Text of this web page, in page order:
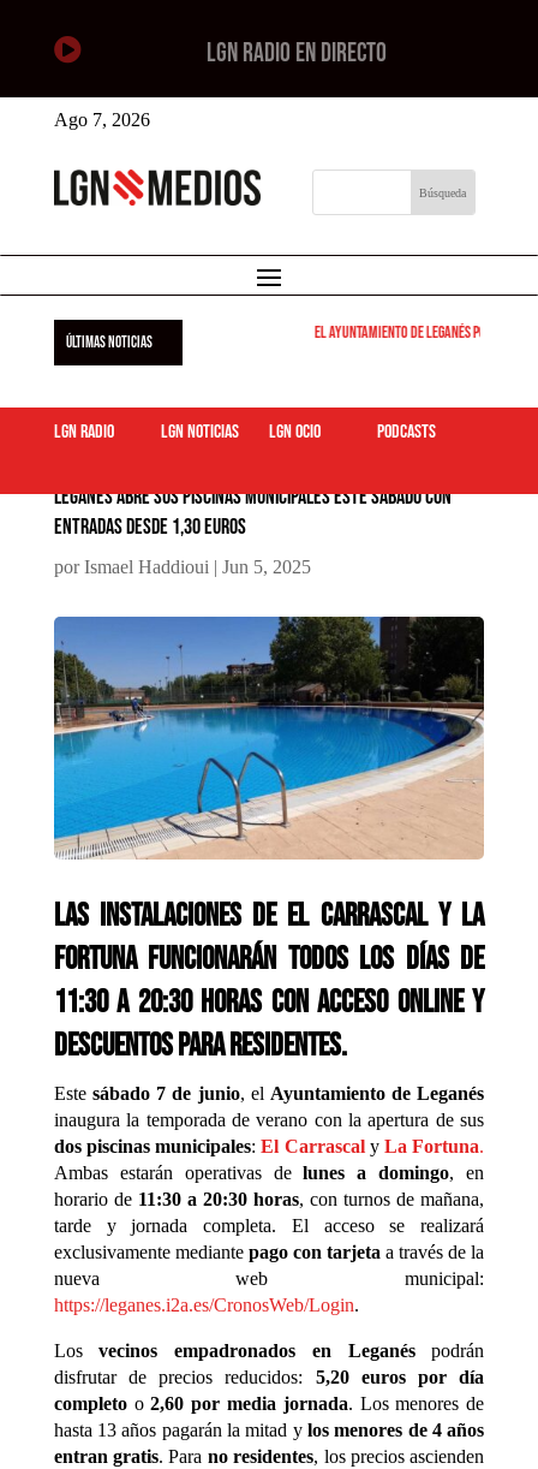
 LGN RADIO EN DIRECTO
Ago 7, 2026
ÚLTIMAS NOTICIAS El Ayuntamiento de Leganés pone en
LGN Radio LGN Noticias LGN ocio podcasts
Leganés abre sus piscinas municipales este sábado con
entradas desde 1,30 euros
porIsmael Haddioui| Jun 5, 2025
Las instalaciones de El Carrascal y La
Fortuna funcionarán todos los días de
11:30 a 20:30 horas con acceso online y
descuentos para residentes.
Este sábado 7 de junio, el Ayuntamiento de Leganés
inaugura la temporada de verano con la apertura de sus
dos piscinas municipales: El CarrascalyLa Fortuna.
Ambas estarán operativas delunes a domingo, en
horario de 11:30 a 20:30 horas, con turnos de mañana,
tarde y jornada completa. El acceso se realizará
exclusivamente mediante pago con tarjeta a través de la
nueva web municipal:
https://leganes.i2a.es/CronosWeb/Login.
Losvecinos empadronados en Leganéspodrán
disfrutar de precios reducidos: 5,20 euros por día
completoo2,60 por media jornada. Los menores de
hasta 13 años pagarán la mitad y los menores de 4 años
entran gratis. Para no residentes, los precios ascienden